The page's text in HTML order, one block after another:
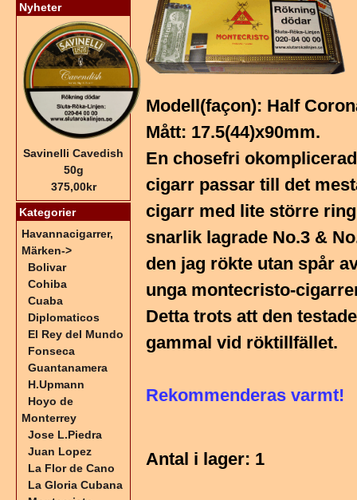
Modell(façon): Half
Mått: 17.5(44)x90mm.
En chosefri
cigarr passar till det
cigarr med lite större
snarlik lagrade No.3 &
den jag rökte utan spår
unga montecristo-
Detta trots att den
gammal vid röktillfället.
Rekommenderas varmt!
Antal i lager: 1
Nyheter
Savinelli Cavedish
50g
375,00kr
Kategorier
Havannacigarrer,
Märken->
Bolivar
Cohiba
Cuaba
Diplomaticos
El Rey del Mundo
Fonseca
Guantanamera
H.Upmann
Hoyo de
Monterrey
Jose L.Piedra
Juan Lopez
La Flor de Cano
La Gloria Cubana